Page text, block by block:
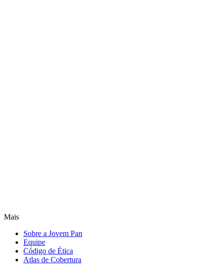
Mais
Sobre a Jovem Pan
Equipe
Código de Ética
Atlas de Cobertura